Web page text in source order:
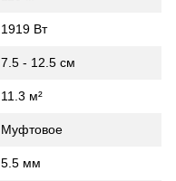
1919 Вт
7.5 - 12.5 см
11.3 м²
Муфтовое
5.5 мм